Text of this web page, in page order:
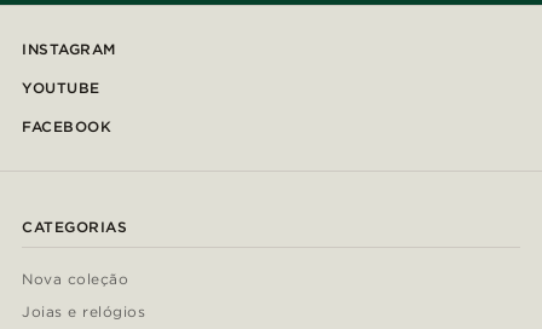
INSTAGRAM
YOUTUBE
FACEBOOK
CATEGORIAS
Nova coleção
Joias e relógios